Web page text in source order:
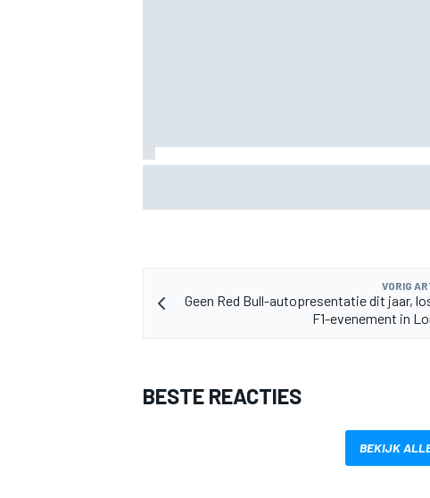
MEER RACEKLASSEN
VORIG
Geen Red Bull-autopresentatie dit jaar,
F1-evenement in
BESTE REACTIES
BEKIJK